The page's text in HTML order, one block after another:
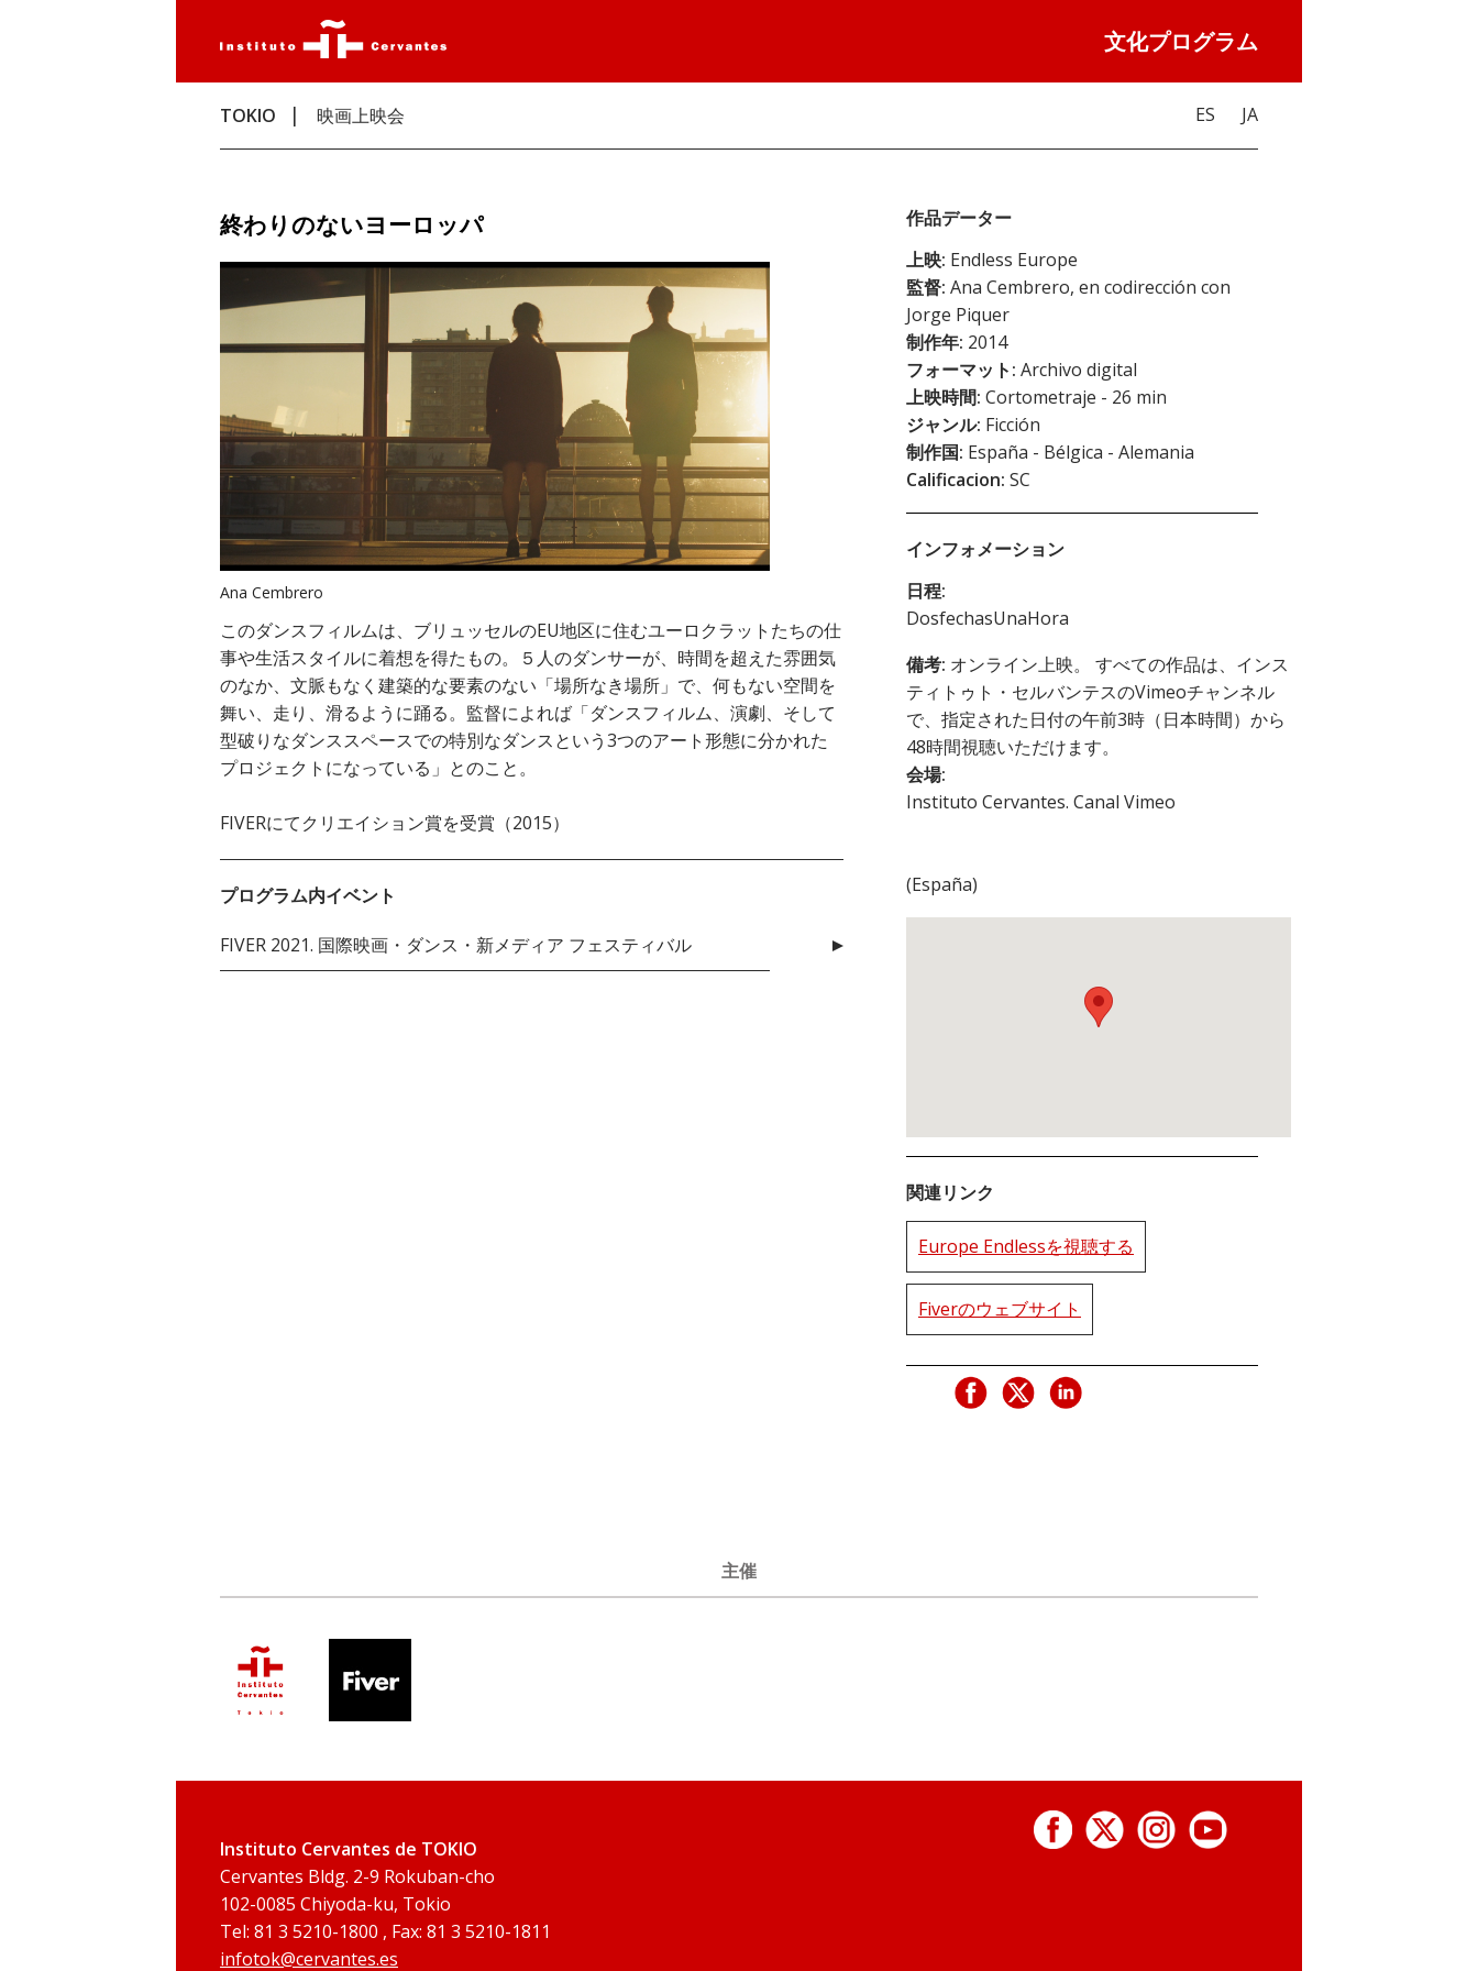
文化プログラム
TOKIO 映画上映会 ES JA
終わりのないヨーロッパ
Ana Cembrero
このダンスフィルムは、ブリュッセルのEU地区に住むユーロクラットたちの仕
事や生活スタイルに着想を得たもの。５人のダンサーが、時間を超えた雰囲気
のなか、文脈もなく建築的な要素のない「場所なき場所」で、何もない空間を
舞い、走り、滑るように踊る。監督によれば「ダンスフィルム、演劇、そして
型破りなダンススペースでの特別なダンスという3つのアート形態に分かれた
プロジェクトになっている」とのこと。
FIVERにてクリエイション賞を受賞（2015）
プログラム内イベント
FIVER 2021. 国際映画・ダンス・新メディア フェスティバル
作品データー
上映: Endless Europe
監督: Ana Cembrero, en codirección con
Jorge Piquer
制作年: 2014
フォーマット: Archivo digital
上映時間: Cortometraje - 26 min
ジャンル: Ficción
制作国: España - Bélgica - Alemania
Calificacion: SC
インフォメーション
日程:
DosfechasUnaHora
備考: オンライン上映。 すべての作品は、インス
ティトゥト・セルバンテスのVimeoチャンネル
で、指定された日付の午前3時（日本時間）から
48時間視聴いただけます。
会場:
Instituto Cervantes. Canal Vimeo
(España)
関連リンク
Europe Endlessを視聴する
Fiverのウェブサイト
主催
Instituto Cervantes de TOKIO
Cervantes Bldg. 2-9 Rokuban-cho
102-0085 Chiyoda-ku, Tokio
Tel: 81 3 5210-1800 , Fax: 81 3 5210-1811
infotok@cervantes.es